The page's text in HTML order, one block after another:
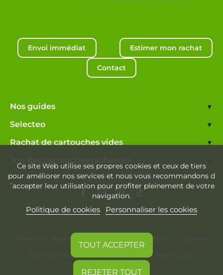
Envoi immédiat Estimer mon rachat
Contact
Nos guides ▾
Selecteo ▾
Rachat de cartouches vides ▾
Top des cartouches rachetées
Ce site Web utilise ses propres cookies et ceux de tiers
pour améliorer nos services et nous vous recommandons d
´accepter leur utilisation pour profiter pleinement de votre
navigation.
Politique de cookies Personnaliser les cookies
REJETER TOUT
TOUT ACCEPTER
Mentions légales Conditions d'utilisation
Cookies
Politique de confidentialité
Plan du site